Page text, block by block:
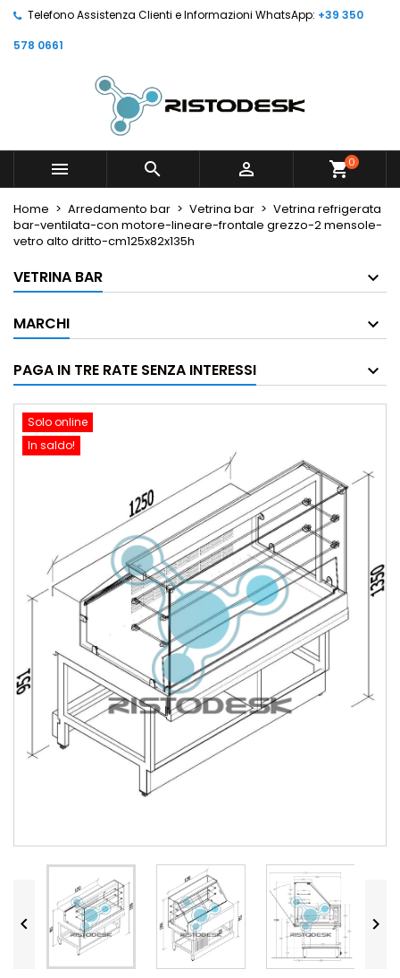
Telefono Assistenza Clienti e Informazioni WhatsApp: +39 350
578 0661
   shopping_cart0
Home Arredamento bar Vetrina bar
Vetrina refrigerata
bar-ventilata-con motore-lineare-frontale grezzo-2 mensole-
vetro alto dritto-cm125x82x135h
VETRINA BAR
MARCHI
PAGA IN TRE RATE SENZA INTERESSI
Solo online
In saldo!
 